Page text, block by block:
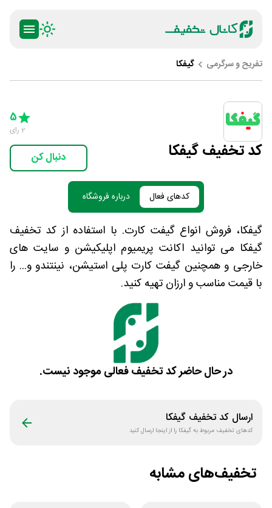
تفریح و سرگرمی گیفکا
کد تخفیف گیفکا
5 Stars
5
2 رای
دنبال کن
کدهای فعال درباره فروشگاه
گیفکا، فروش انواع گیفت کارت. با استفاده از کد تخفیف
گیفکا می توانید اکانت پریمیوم اپلیکیشن و سایت های
خارجی و همچنین گیفت کارت پلی استیشن، نینتندو و... را
با قیمت مناسب و ارزان تهیه کنید.
در حال حاضر کد تخفیف فعالی موجود نیست.
ارسال کد تخفیف گیفکا
کدهای تخفیف مربوط بهگیفکا را از اینجا ارسال کنید
تخفیف‌های مشابه